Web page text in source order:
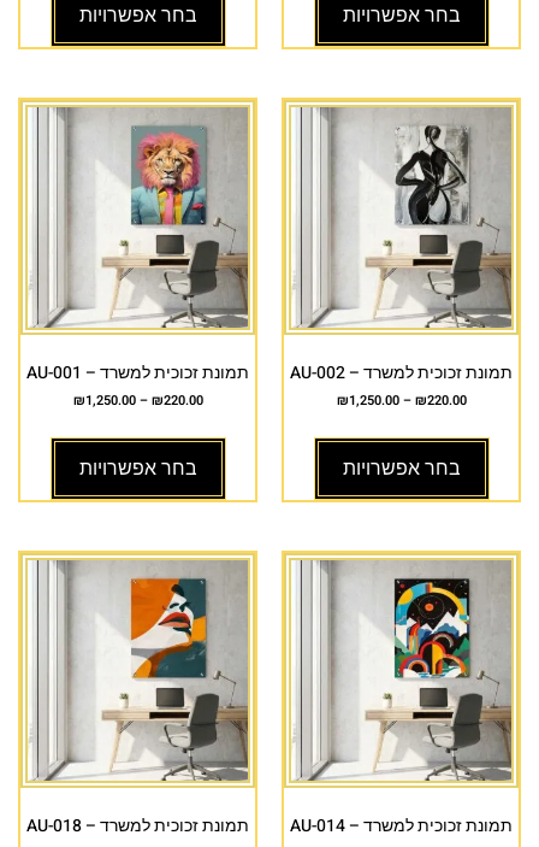
בחר אפשרויות בחר אפשרויות
תמונת זכוכית למשרד – AU-002
₪220.00
–
₪1,250.00
בחר אפשרויות
תמונת זכוכית למשרד – AU-001
₪220.00
–
₪1,250.00
בחר אפשרויות
תמונת זכוכית למשרד – AU-014 תמונת זכוכית למשרד – AU-018